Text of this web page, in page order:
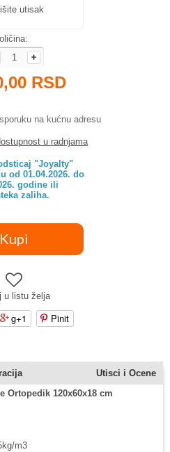
utisak
RSD
na kućnu adresu
u radnjama
"Joyalty"
od 01.04.2026. do
godine ili
zaliha.
u listu želja
g+1 Pinit
Utisci i Ocene
Ortopedik 120x60x18 cm
m3